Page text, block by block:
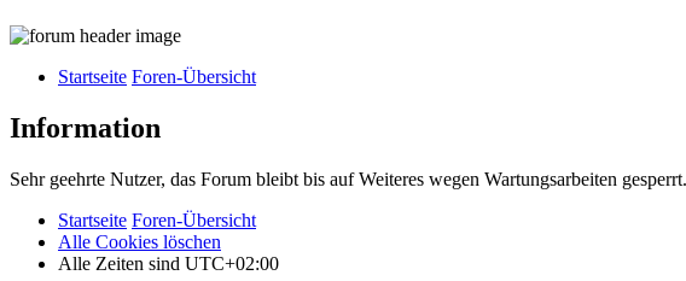
Startseite Foren-Übersicht
Information
Sehr geehrte Nutzer, das Forum bleibt bis auf Weiteres wegen Wartungsarbeiten
Startseite Foren-Übersicht
Alle Cookies löschen
Alle Zeiten sind UTC+02:00